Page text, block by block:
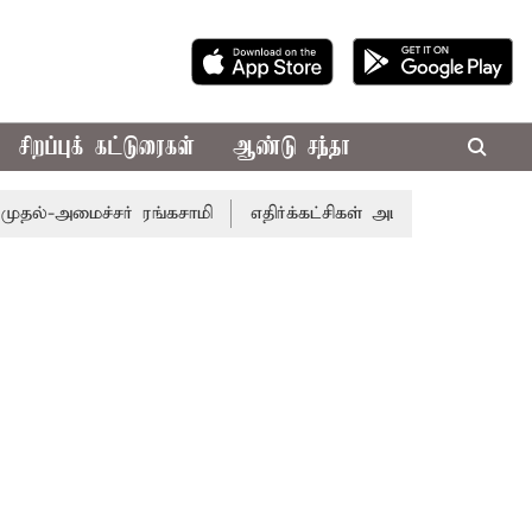
சிறப்புக் கட்டுரைகள் ஆண்டு சந்தா
அமைச்சர் ரங்கசாமி எதிர்க்கட்சிகள் அமளி: நாடாளுமன்ற